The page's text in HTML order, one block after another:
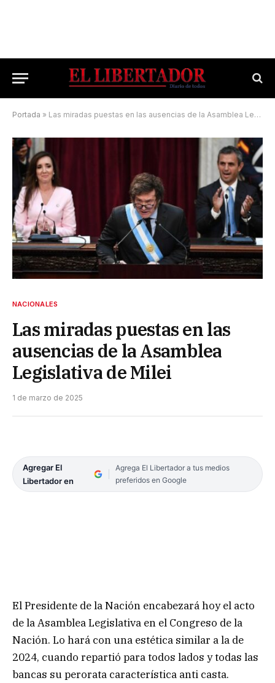
Portada » Las miradas puestas en las ausencias de la Asamblea Legislativa de Milei
NACIONALES
Las miradas puestas en las
ausencias de la Asamblea
Legislativa de Milei
1 de marzo de 2025
Agregar El
Libertador en
Agrega El Libertador a tus medios
preferidos en Google
El Presidente de la Nación encabezará hoy el acto
de la Asamblea Legislativa en el Congreso de la
Nación. Lo hará con una estética similar a la de
2024, cuando repartió para todos lados y todas las
bancas su perorata característica anti casta.